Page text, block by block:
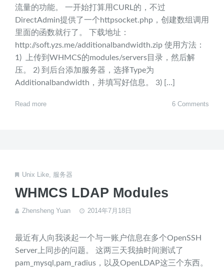
流量的功能。 一开始打算用CURL的，不过
DirectAdmin提供了一个httpsocket.php，创建数组调用
里面的函数就行了。 下载地址：
http://soft.yzs.me/additionalbandwidth.zip 使用方法：
1) 上传到WHMCS的modules/servers目录，然后解
压。 2) 到后台添加服务器，选择Type为
Additionalbandwidth，并填写好信息。 3) […]
Read more 6 Comments
Unix Like, 服务器
WHMCS LDAP Modules
Zhensheng Yuan 2014年7月18日
最近有人向我谈起一个与一账户信息在多个OpenSSH
Server上同步的问题。 这两三天我抽时间测试了
pam_mysql,pam_radius，以及OpenLDAP这三个东西。